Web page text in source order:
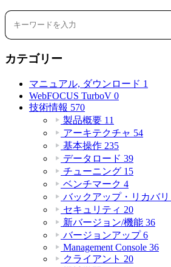
カテゴリー
マニュアル, ダウンロード 1
WebFOCUS TurboV 0
技術情報 570
製品概要 11
アーキテクチャ 54
基本操作 235
データロード 39
チューニング 15
ベンチマーク 4
バックアップ・リカバリ
セキュリティ 20
新バージョン/機能 36
バージョンアップ 6
Management Console 36
クライアント 20